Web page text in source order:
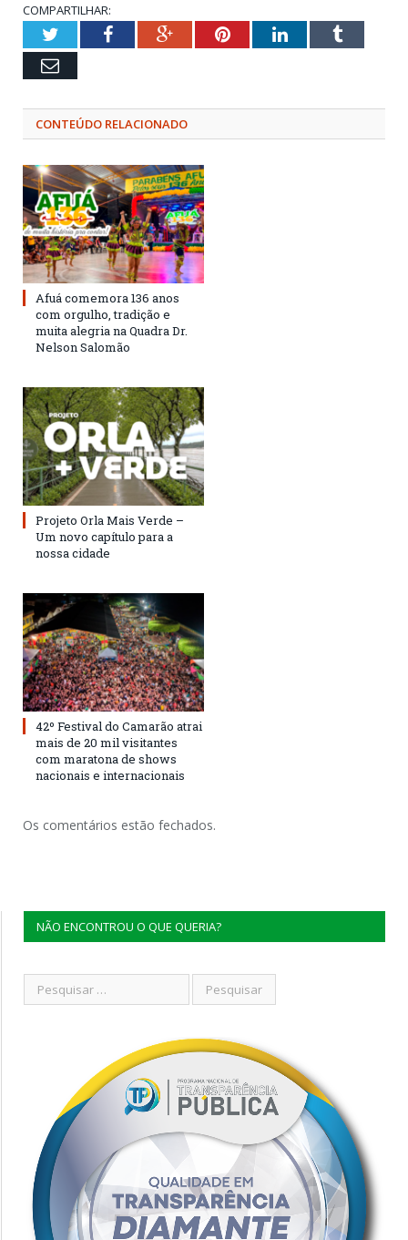
COMPARTILHAR:
TwitterFacebookGoogle+PinterestLinkedInTumblr
Email
CONTEÚDO RELACIONADO
Afuá comemora 136 anos
com orgulho, tradição e
muita alegria na Quadra Dr.
Nelson Salomão
Projeto Orla Mais Verde –
Um novo capítulo para a
nossa cidade
42º Festival do Camarão atrai
mais de 20 mil visitantes
com maratona de shows
nacionais e internacionais
Os comentários estão fechados.
NÃO ENCONTROU O QUE QUERIA?